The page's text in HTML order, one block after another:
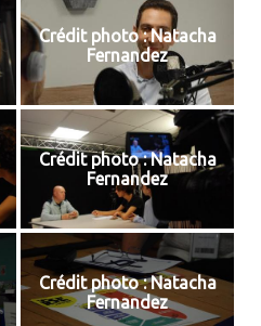
Crédit photo : Natacha
Fernandez
Crédit photo : Natacha
Fernandez
Crédit photo : Natacha
Fernandez